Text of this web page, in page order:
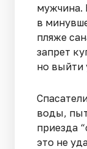
мужчина.
в
пляже
запрет
но выйти
воды,
приезда
это не